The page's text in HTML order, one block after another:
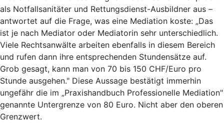
als Notfallsanitäter und Rettungsdienst-Ausbildner aus –
antwortet auf die Frage, was eine Mediation koste: „Das
ist je nach Mediator oder Mediatorin sehr unterschiedlich.
Viele Rechtsanwälte arbeiten ebenfalls in diesem Bereich
und rufen dann ihre entsprechenden Stundensätze auf.
Grob gesagt, kann man von 70 bis 150 CHF/Euro pro
Stunde ausgehen." Diese Aussage bestätigt immerhin
ungefähr die im „Praxishandbuch Professionelle Mediation"
genannte Untergrenze von 80 Euro. Nicht aber den oberen
Grenzwert.